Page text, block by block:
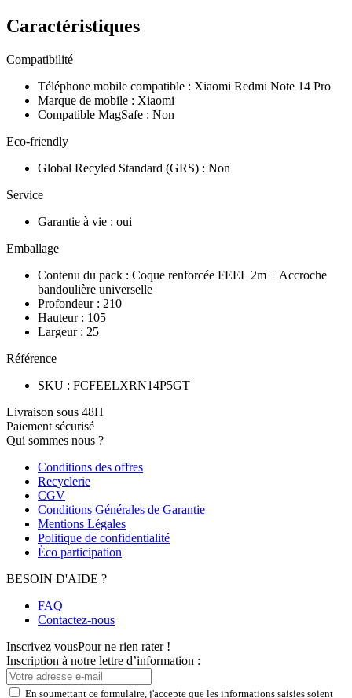
Caractéristiques
Compatibilité
Téléphone mobile compatible : Xiaomi Redmi Note 14 Pro
Marque de mobile : Xiaomi
Compatible MagSafe : Non
Eco-friendly
Global Recyled Standard (GRS) : Non
Service
Garantie à vie : oui
Emballage
Contenu du pack : Coque renforcée FEEL 2m + Accroche
bandoulière universelle
Profondeur : 210
Hauteur : 105
Largeur : 25
Référence
SKU : FCFEELXRN14P5GT
Livraison sous 48H
Paiement sécurisé
Qui sommes nous ?
Conditions des offres
Recyclerie
CGV
Conditions Générales de Garantie
Mentions Légales
Politique de confidentialité
Éco participation
BESOIN D'AIDE ?
FAQ
Contactez-nous
Inscrivez vousPour ne rien rater !
Inscription à notre lettre d’information :
En soumettant ce formulaire, j'accepte que les informations saisies soient